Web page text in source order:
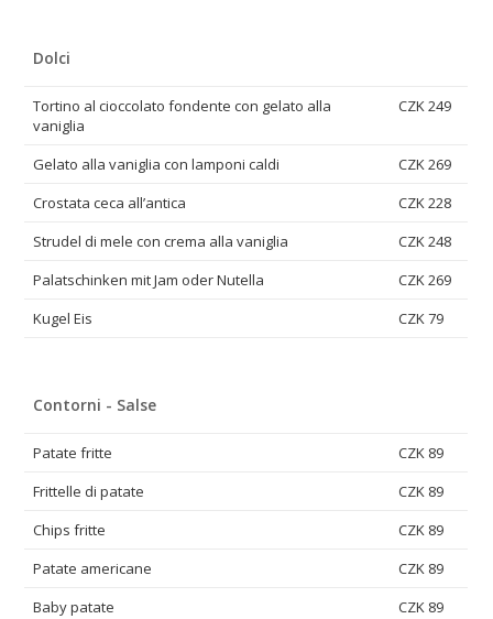
Dolci
Tortino al cioccolato fondente con gelato alla
vaniglia
CZK 249
Gelato alla vaniglia con lamponi caldi
CZK 269
Crostata ceca all’antica
CZK 228
Strudel di mele con crema alla vaniglia
CZK 248
Palatschinken mit Jam oder Nutella
CZK 269
Kugel Eis
CZK 79
Contorni - Salse
Patate fritte
CZK 89
Frittelle di patate
CZK 89
Chips fritte
CZK 89
Patate americane
CZK 89
Baby patate
CZK 89